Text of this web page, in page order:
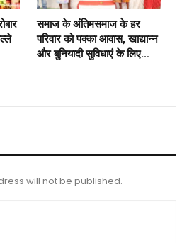
समाज के अंतिमसमाज के हर
परिवार को पक्का आवास, खाद्यान्न
और बुनियादी सुविधाएं के लिए…
will not be published.